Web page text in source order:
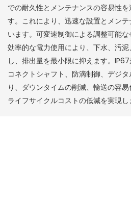
での耐久性とメンテナンスの容易性
す。これにより、迅速な設置とメン
います。可変速制御による調整可能な
効率的な電力使用により、下水、汚
し、排出量を最小限に抑えます。
コネクトシャフト、防滴制御、デジ
り、ダウンタイムの削減、輸送の容易
ライフサイクルコストの低減を実現し